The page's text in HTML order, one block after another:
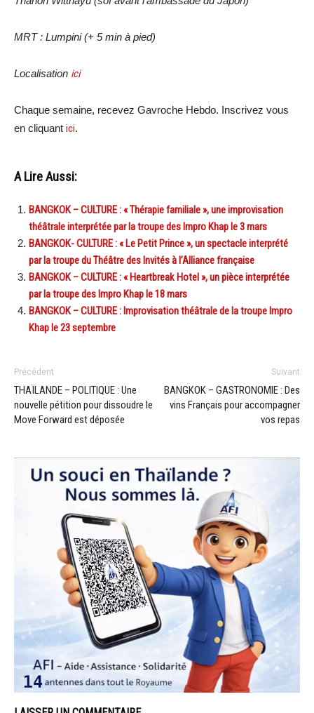
MRT : Lumpini (+ 5 min à pied)
Localisation ici
Chaque semaine, recevez Gavroche Hebdo. Inscrivez vous
en cliquant ici.
A Lire Aussi:
BANGKOK – CULTURE : « Thérapie familiale », une improvisation
théâtrale interprétée par la troupe des Impro Khap le 3 mars
BANGKOK- CULTURE : « Le Petit Prince », un spectacle interprété
par la troupe du Théâtre des Invités à l’Alliance française
BANGKOK – CULTURE : « Heartbreak Hotel », un pièce interprétée
par la troupe des Impro Khap le 18 mars
BANGKOK – CULTURE : Improvisation théâtrale de la troupe Impro
Khap le 23 septembre
Précédent
THAÏLANDE – POLITIQUE : Une
nouvelle pétition pour dissoudre le
Move Forward est déposée
Suivant
BANGKOK – GASTRONOMIE : Des
vins Français pour accompagner
vos repas